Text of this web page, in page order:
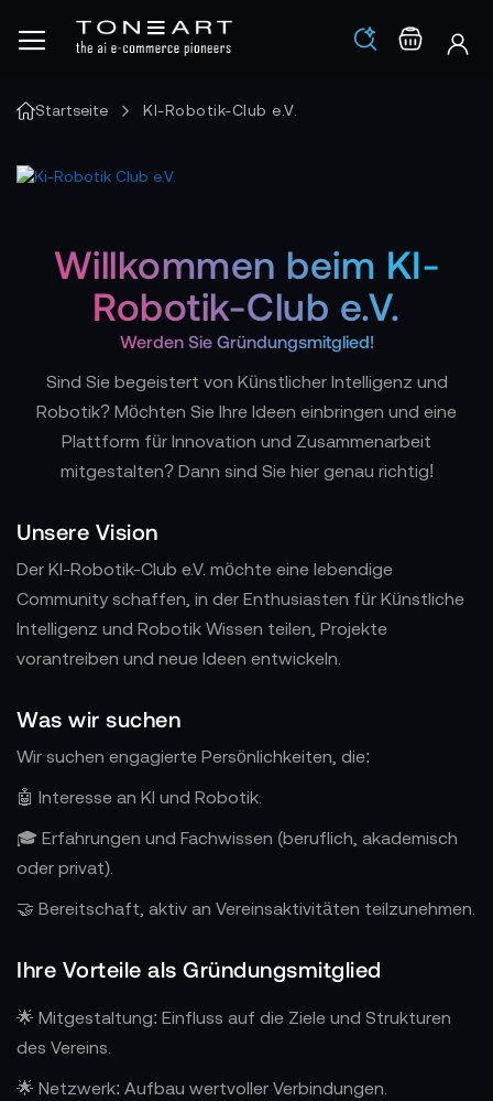
Los
Startseite KI-Robotik-Club e.V.
Willkommen beim KI-
Robotik-Club e.V.
Werden Sie Gründungsmitglied!
Sind Sie begeistert von Künstlicher Intelligenz und
Robotik? Möchten Sie Ihre Ideen einbringen und eine
Plattform für Innovation und Zusammenarbeit
mitgestalten? Dann sind Sie hier genau richtig!
Unsere Vision
Der KI-Robotik-Club e.V. möchte eine lebendige
Community schaffen, in der Enthusiasten für Künstliche
Intelligenz und Robotik Wissen teilen, Projekte
vorantreiben und neue Ideen entwickeln.
Was wir suchen
Wir suchen engagierte Persönlichkeiten, die:
🤖 Interesse an KI und Robotik.
🎓 Erfahrungen und Fachwissen (beruflich, akademisch
oder privat).
🤝 Bereitschaft, aktiv an Vereinsaktivitäten teilzunehmen.
Ihre Vorteile als Gründungsmitglied
🌟 Mitgestaltung: Einfluss auf die Ziele und Strukturen
des Vereins.
🌟 Netzwerk: Aufbau wertvoller Verbindungen.